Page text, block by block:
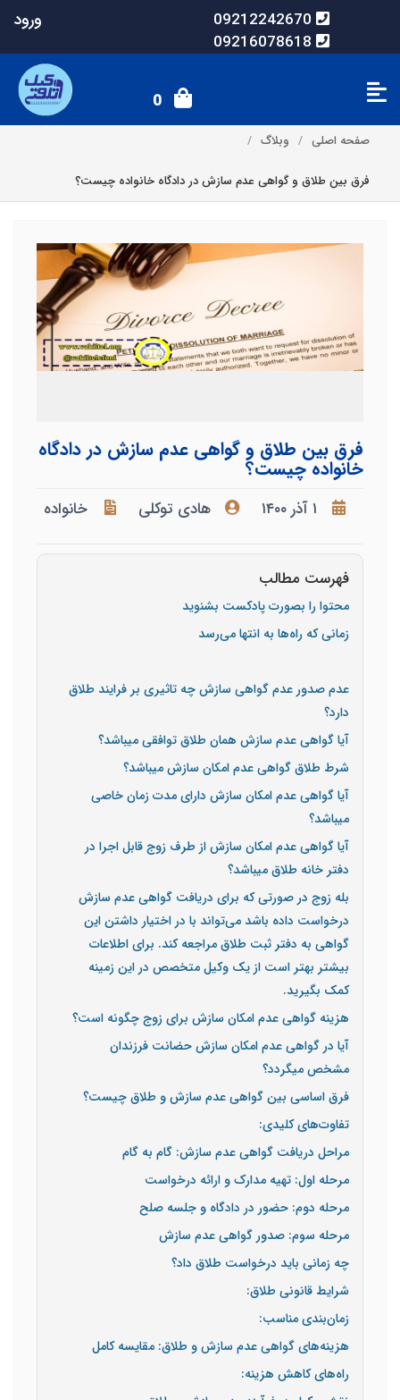
09212242670
09216078618
ورود
0
صفحه اصلی وبلاگ
فرق بین طلاق و گواهی عدم سازش در دادگاه خانواده چیست؟
فرق بین طلاق و گواهی عدم سازش در دادگاه
خانواده چیست؟
۱ آذر ۱۴۰۰ هادی توکلی خانواده
فهرست مطالب
محتوا را بصورت پادکست بشنوید
زمانی که راه‌ها به انتها می‌رسد
عدم صدور عدم گواهی سازش چه تاثیری بر فرایند طلاق
دارد؟
آیا گواهی عدم سازش همان طلاق توافقی میباشد؟
شرط طلاق گواهی عدم امکان سازش میباشد؟
آیا گواهی عدم امکان سازش دارای مدت زمان خاصی
میباشد؟
آیا گواهی عدم امکان سازش از طرف زوج قابل اجرا در
دفتر خانه طلاق میباشد؟
بله زوج در صورتی که برای دریافت گواهی عدم سازش
درخواست داده باشد می‌تواند با در اختیار داشتن این
گواهی به دفتر ثبت طلاق مراجعه کند. برای اطلاعات
بیشتر بهتر است از یک وکیل متخصص در این زمینه
کمک بگیرید.
هزینه گواهی عدم امکان سازش برای زوج چگونه است؟
آیا در گواهی عدم امکان سازش حضانت فرزندان
مشخص میگردد؟
فرق اساسی بین گواهی عدم سازش و طلاق چیست؟
تفاوت‌های کلیدی:
مراحل دریافت گواهی عدم سازش: گام به گام
مرحله اول: تهیه مدارک و ارائه درخواست
مرحله دوم: حضور در دادگاه و جلسه صلح
مرحله سوم: صدور گواهی عدم سازش
چه زمانی باید درخواست طلاق داد؟
شرایط قانونی طلاق:
زمان‌بندی مناسب:
هزینه‌های گواهی عدم سازش و طلاق: مقایسه کامل
راه‌های کاهش هزینه: